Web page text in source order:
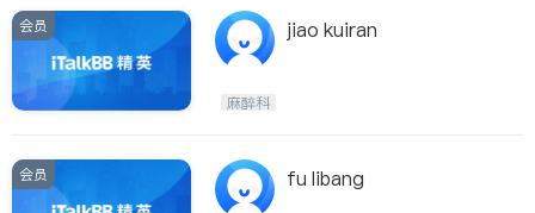
会员 jiao kuiran
麻醉科
会员 fu libang